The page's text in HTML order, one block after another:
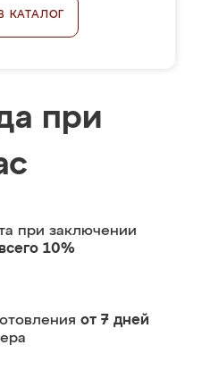
КАТАЛОГ
при
при заключении
10%
от 7 дней